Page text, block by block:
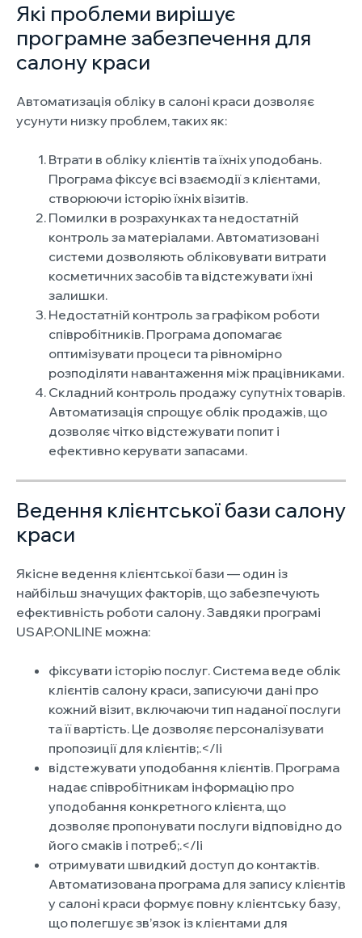
Які проблеми вирішує
програмне забезпечення для
салону краси
Автоматизація обліку в салоні краси дозволяє
усунути низку проблем, таких як:
Втрати в обліку клієнтів та їхніх уподобань.
Програма фіксує всі взаємодії з клієнтами,
створюючи історію їхніх візитів.
Помилки в розрахунках та недостатній
контроль за матеріалами. Автоматизовані
системи дозволяють обліковувати витрати
косметичних засобів та відстежувати їхні
залишки.
Недостатній контроль за графіком роботи
співробітників. Програма допомагає
оптимізувати процеси та рівномірно
розподіляти навантаження між працівниками.
Складний контроль продажу супутніх товарів.
Автоматизація спрощує облік продажів, що
дозволяє чітко відстежувати попит і
ефективно керувати запасами.
Ведення клієнтської бази салону
краси
Якісне ведення клієнтської бази — один із
найбільш значущих факторів, що забезпечують
ефективність роботи салону. Завдяки програмі
USAP.ONLINE можна:
фіксувати історію послуг. Система веде облік
клієнтів салону краси, записуючи дані про
кожний візит, включаючи тип наданої послуги
та її вартість. Це дозволяє персоналізувати
пропозиції для клієнтів;.</li
відстежувати уподобання клієнтів. Програма
надає співробітникам інформацію про
уподобання конкретного клієнта, що
дозволяє пропонувати послуги відповідно до
його смаків і потреб;.</li
отримувати швидкий доступ до контактів.
Автоматизована програма для запису клієнтів
у салоні краси формує повну клієнтську базу,
що полегшує зв’язок із клієнтами для